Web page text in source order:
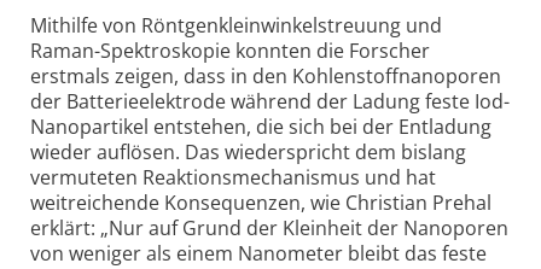
Mithilfe von Röntgen­kleinwinkel­streuung und
Raman-Spektro­skopie konnten die Forscher
erstmals zeigen, dass in den Kohlenstoff­nanoporen
der Batterieelektrode während der Ladung feste Iod-
Nano­partikel entstehen, die sich bei der Entladung
wieder auflösen. Das wiederspricht dem bislang
vermuteten Reaktions­mechanismus und hat
weitreichende Konsequenzen, wie Christian Prehal
erklärt: „Nur auf Grund der Kleinheit der Nanoporen
von weniger als einem Nanometer bleibt das feste